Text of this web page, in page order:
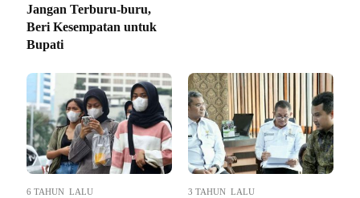
Jangan Terburu-buru,
Beri Kesempatan untuk
Bupati
6 TAHUN LALU 3 TAHUN LALU